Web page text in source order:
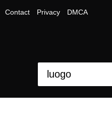
Contact Privacy DMCA